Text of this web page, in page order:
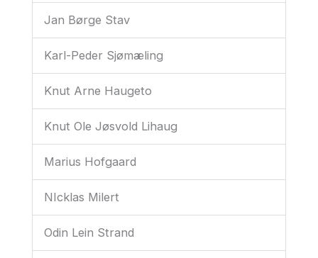
Jan Børge Stav
Karl-Peder Sjømæling
Knut Arne Haugeto
Knut Ole Jøsvold Lihaug
Marius Hofgaard
NIcklas Milert
Odin Lein Strand